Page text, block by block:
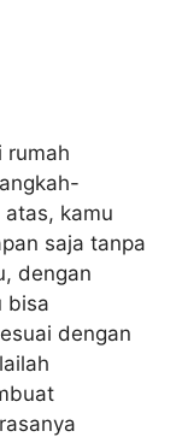
rumah
kamu
saja tanpa
dengan
bisa
dengan